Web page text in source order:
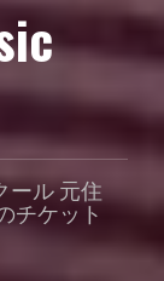
ール 元住
チケット